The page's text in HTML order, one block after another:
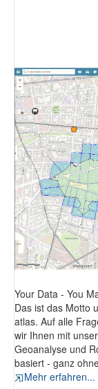
Your Data - You
Das ist das Motto
atlas. Auf alle
wir Ihnen mit
Geoanalyse und
basiert - ganz
Mehr erfahren...